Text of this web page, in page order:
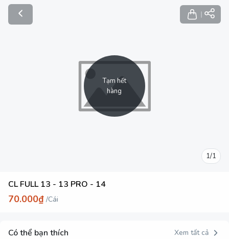
Tạm hết
hàng
1/1
CL FULL 13 - 13 PRO - 14
70.000₫ /Cái
Có thể bạn thích Xem tất cả